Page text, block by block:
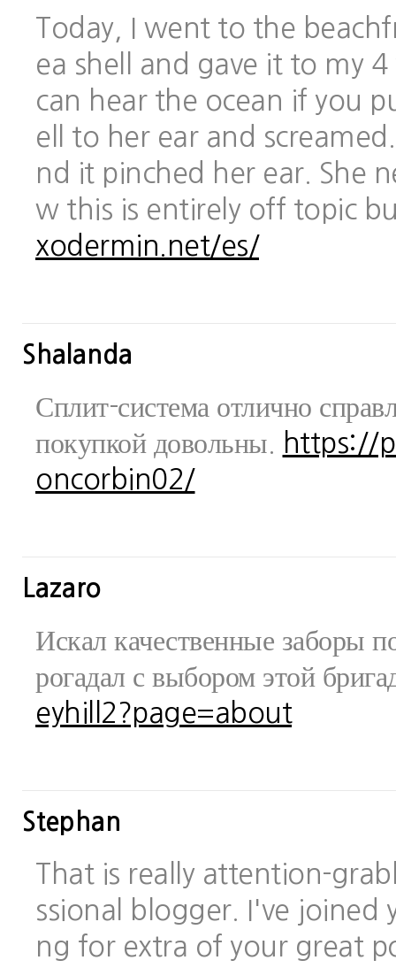
Today, I went to the
ea shell and gave it to my
can hear the ocean if you
ell to her ear and
nd it pinched her ear. She
w this is entirely off topic
xodermin.net/es/
Shalanda
Сплит-система отлично
покупкой довольны.
https://
oncorbin02/
Lazaro
Искал качественные заборы
рогадал с выбором этой
eyhill2?page=about
Stephan
That is really attention-
ssional blogger. I've joined
ng for extra of your great